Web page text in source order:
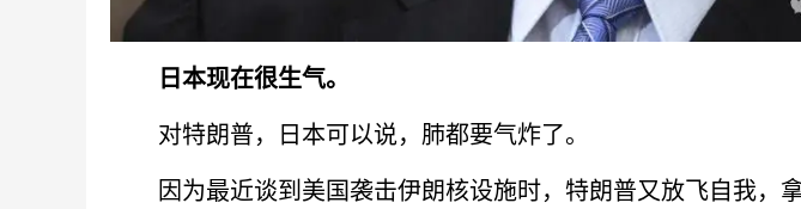
日本现在很生气。
对特朗普，日本可以说，肺都要气炸了。
因为最近谈到美国袭击伊朗核设施时，特朗普又放飞自我，